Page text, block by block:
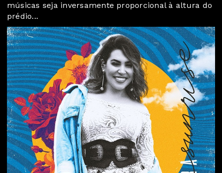
músicas seja inversamente proporcional à altura do
prédio...